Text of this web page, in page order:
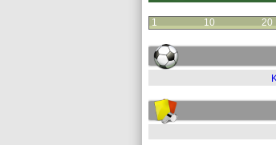
1 10 20